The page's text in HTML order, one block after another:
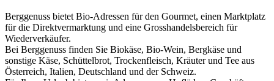
Berggenuss bietet Bio-Adressen für den Gourmet, einen Marktplatz
für die Direktvermarktung und eine Grosshandelsbereich für
Wiederverkäufer.
Bei Berggenuss finden Sie Biokäse, Bio-Wein, Bergkäse und
sonstige Käse, Schüttelbrot, Trockenfleisch, Kräuter und Tee aus
Österreich, Italien, Deutschland und der Schweiz.